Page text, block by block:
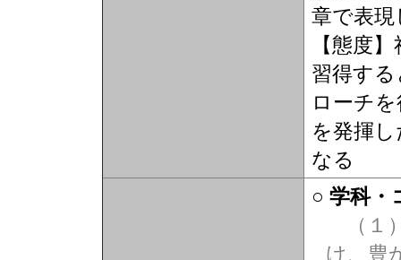
章で表
【態度
習得す
ローチ
を発揮
なる
○ 学科・
（１
け、豊